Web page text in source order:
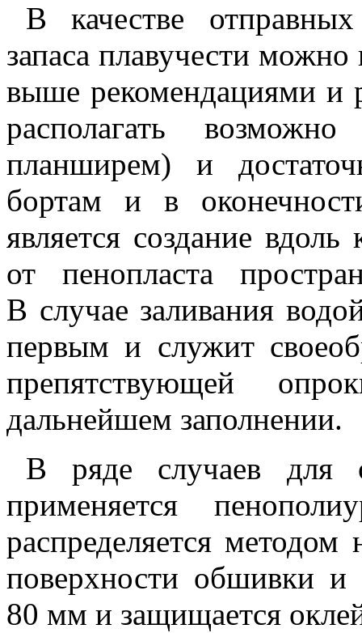
В качестве
запаса плавучести
выше рекомендациями и
располагать
планширем) и
бортам и в
является создание
от пенопласта
В случае заливания
первым и служит
препятствующей
дальнейшем заполнении.
В ряде случаев для
применяется
распределяется
поверхности обшивки
80 мм и защищается